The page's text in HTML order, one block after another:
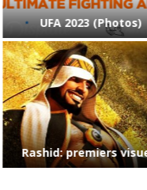
Granblue Fantasy:
Rising
EVO 2023 : Plus de
inscrits pour Street